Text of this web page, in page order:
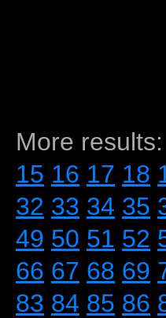
More
15 16 17 18
32 33 34 35
49 50 51 52
66 67 68 69
83 84 85 86